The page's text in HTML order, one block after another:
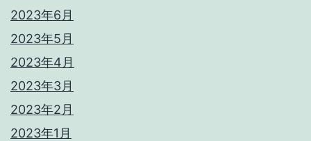
2023年6月
2023年5月
2023年4月
2023年3月
2023年2月
2023年1月